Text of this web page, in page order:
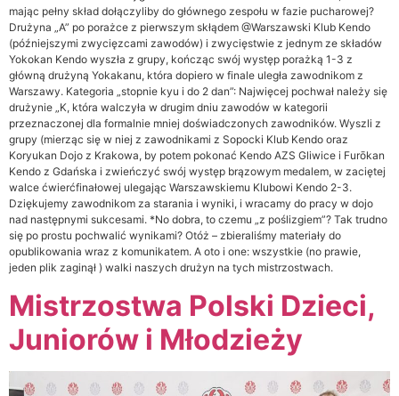
mając pełny skład dołączyliby do głównego zespołu w fazie pucharowej?
Drużyna „A” po porażce z pierwszym skłądem @Warszawski Klub Kendo
(późniejszymi zwycięzcami zawodów) i zwycięstwie z jednym ze składów
Yokokan Kendo wyszła z grupy, kończąc swój występ porażką 1-3 z
główną drużyną Yokakanu, która dopiero w finale uległa zawodnikom z
Warszawy. Kategoria „stopnie kyu i do 2 dan”: Najwięcej pochwał należy się
drużynie „K, która walczyła w drugim dniu zawodów w kategorii
przeznaczonej dla formalnie mniej doświadczonych zawodników. Wyszli z
grupy (mierząc się w niej z zawodnikami z Sopocki Klub Kendo oraz
Koryukan Dojo z Krakowa, by potem pokonać Kendo AZS Gliwice i Furōkan
Kendo z Gdańska i zwieńczyć swój występ brązowym medalem, w zaciętej
walce ćwierćfinałowej ulegając Warszawskiemu Klubowi Kendo 2-3.
Dziękujemy zawodnikom za starania i wyniki, i wracamy do pracy w dojo
nad następnymi sukcesami. *No dobra, to czemu „z poślizgiem”? Tak trudno
się po prostu pochwalić wynikami? Otóż – zbieraliśmy materiały do
opublikowania wraz z komunikatem. A oto i one: wszystkie (no prawie,
jeden plik zaginął ) walki naszych drużyn na tych mistrzostwach.
Mistrzostwa Polski Dzieci,
Juniorów i Młodzieży